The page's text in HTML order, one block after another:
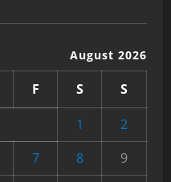
August 2026
F S
S
1
2
7 8
9